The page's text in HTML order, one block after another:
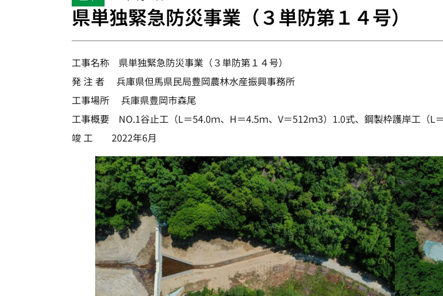
県単独緊急防災事業（３単防第１４号）
工事名称 県単独緊急防災事業（３単防第１４号）
発 注 者 兵庫県但馬県民局豊岡農林水産振興事務所
工事場所 兵庫県豊岡市森尾
工事概要 NO.1谷止工（L＝54.0ｍ、H＝4.5ｍ、V＝512ｍ3）1.0式、鋼製枠護岸工（L
竣 工 2022年6月